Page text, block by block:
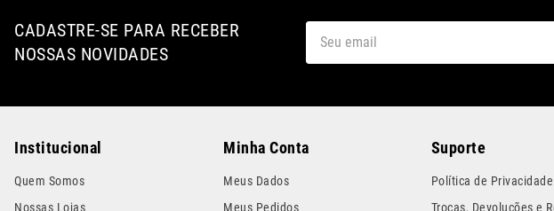
CADASTRE-SE PARA RECEBER
NOSSAS NOVIDADES
Institucional
Quem Somos
Nossas Lojas
Minha Conta
Meus Dados
Meus Pedidos
Suporte
Política de Privacidade
Trocas, Devoluções e